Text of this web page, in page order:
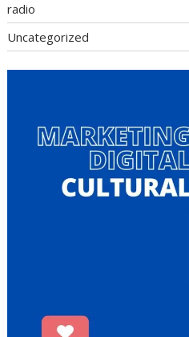
radio
Uncategorized